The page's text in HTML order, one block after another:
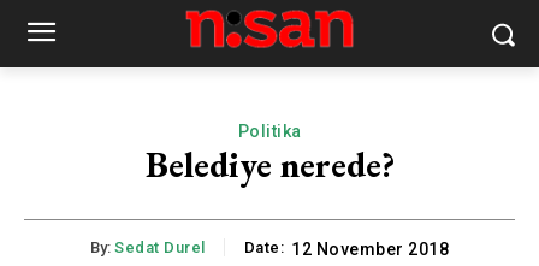
Politika
Belediye nerede?
By: Sedat Durel Date: 12 November 2018